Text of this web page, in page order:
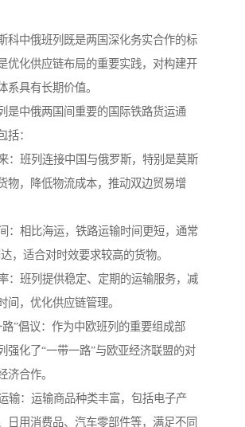
科中俄班列既是两国深化务实合作的标
优化供应链布局的重要实践，对构建开
系具有长期价值。
是中俄两国间重要的国际铁路货运通
括：
：班列连接中国与俄罗斯，特别是莫斯
物，降低物流成本，推动双边贸易增
：相比海运，铁路运输时间更短，通常
，适合对时效要求较高的货物。
：班列提供稳定、定期的运输服务，减
间，优化供应链管理。
”倡议：作为中欧班列的重要组成部
强化了“一带一路”与欧亚经济联盟的对
济合作。
输：运输商品种类丰富，包括电子产
日用消费品、汽车零部件等，满足不同